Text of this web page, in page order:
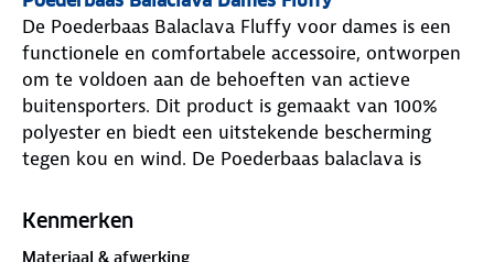
De Poederbaas Balaclava Fluffy voor dames is een
functionele en comfortabele accessoire, ontworpen
om te voldoen aan de behoeften van actieve
buitensporters. Dit product is gemaakt van 100%
polyester en biedt een uitstekende bescherming
tegen kou en wind. De Poederbaas balaclava is
zorgt voor een aangename draagervaring, terwijl de
Kenmerken
Materiaal & afwerking